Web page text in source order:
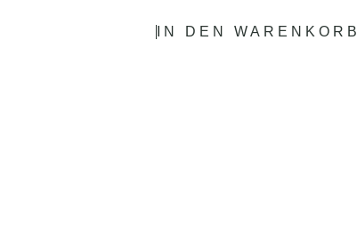
IN DEN WARENKORB